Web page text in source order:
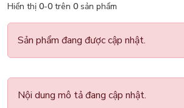
Hiển thị 0-0 trên 0 sản phẩm
Sản phẩm đang được cập nhật.
Nội dung mô tả đang cập nhật.